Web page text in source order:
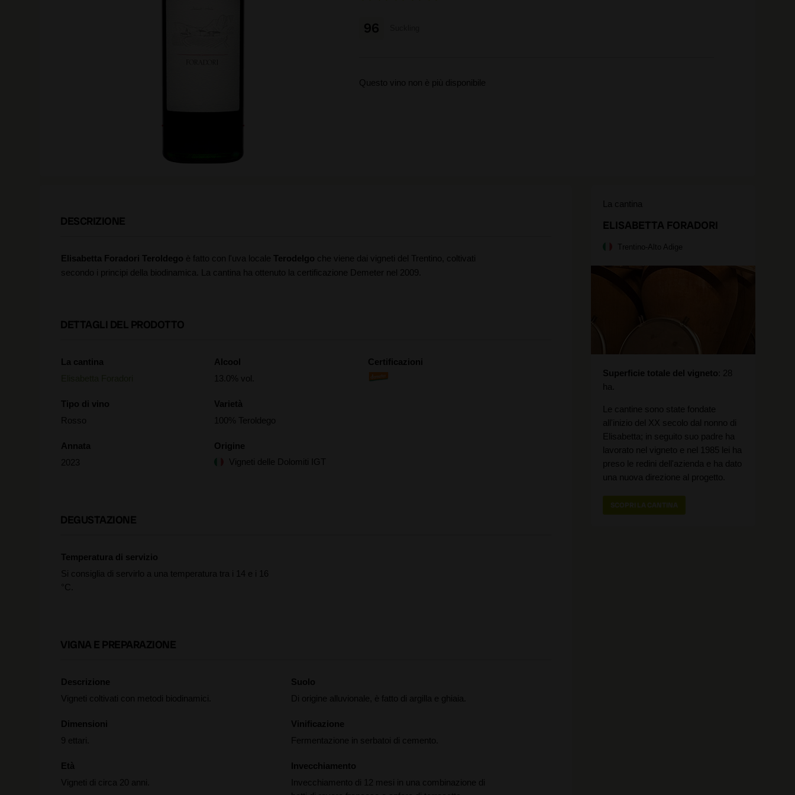
96
Questo vino non è più disponibile
DESCRIZIONE
Elisabetta Foradori Teroldego è fatto con l'uva locale Terodelgo che viene dai vigneti del Trentino, coltivati
secondo i principi della biodinamica. La cantina ha ottenuto la certificazione Demeter nel 2009.
DETTAGLI DEL PRODOTTO
La cantina
Tipo di vino
Rosso
Annata
2023
Alcool
13.0% vol.
Varietà
100% Teroldego
Origine
Vigneti delle Dolomiti IGT
Certificazioni
DEGUSTAZIONE
Temperatura di servizio
Si consiglia di servirlo a una temperatura tra i 14 e i 16
°C.
VIGNA E PREPARAZIONE
Descrizione
Vigneti coltivati con metodi biodinamici.
Dimensioni
9 ettari.
Età
Vigneti di circa 20 anni.
Suolo
Di origine alluvionale, è fatto di argilla e ghiaia.
Vinificazione
Fermentazione in serbatoi di cemento.
Invecchiamento
Invecchiamento di 12 mesi in una combinazione di
La cantina
ELISABETTA FORADORI
Trentino-Alto Adige
Superficie totale del vigneto
28
ha.
Le cantine sono state fondate
all'inizio del XX secolo dal nonno di
Elisabetta; in seguito suo padre ha
lavorato nel vigneto e nel 1985 lei ha
preso le redini dell'azienda e ha dato
una nuova direzione al progetto.
SCOPRI LA CANTINA